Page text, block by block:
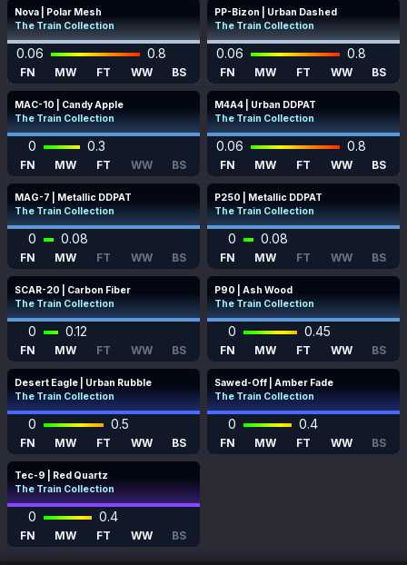
Nova | Polar Mesh
The Train Collection
0.06 0.8
FN MW FT WW BS
PP-Bizon | Urban Dashed
The Train Collection
0.06 0.8
FN MW FT WW BS
MAC-10 | Candy Apple
The Train Collection
0 0.3
FN MW FT WW BS
M4A4 | Urban DDPAT
The Train Collection
0.06 0.8
FN MW FT WW BS
MAG-7 | Metallic DDPAT
The Train Collection
0 0.08
FN MW FT WW BS
P250 | Metallic DDPAT
The Train Collection
0 0.08
FN MW FT WW BS
SCAR-20 | Carbon Fiber
The Train Collection
0 0.12
FN MW FT WW BS
P90 | Ash Wood
The Train Collection
0 0.45
FN MW FT WW BS
Desert Eagle | Urban Rubble
The Train Collection
0 0.5
FN MW FT WW BS
Sawed-Off | Amber Fade
The Train Collection
0 0.4
FN MW FT WW BS
Tec-9 | Red Quartz
The Train Collection
0 0.4
FN MW FT WW BS